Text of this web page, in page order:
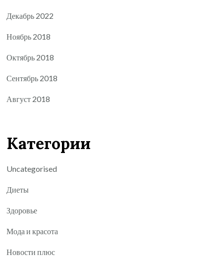
Декабрь 2022
Ноябрь 2018
Октябрь 2018
Сентябрь 2018
Август 2018
Категории
Uncategorised
Диеты
Здоровье
Мода и красота
Новости плюс